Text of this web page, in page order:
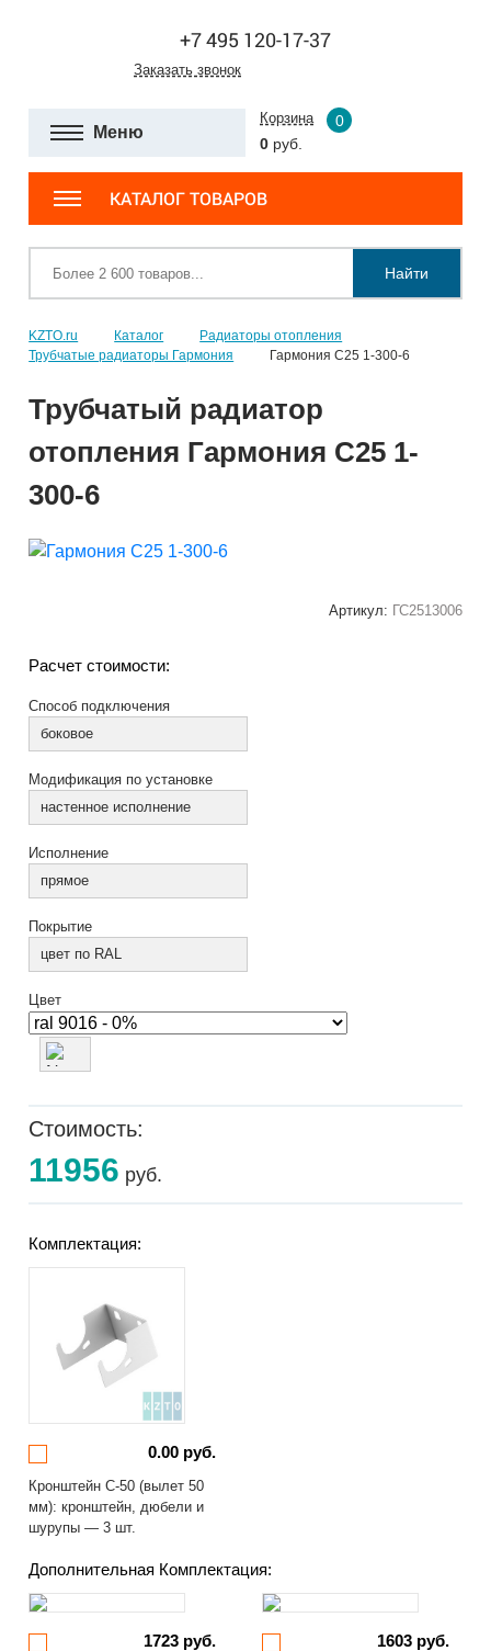
+7 495 120-17-37
Заказать звонок
Меню
Корзина
0
0 руб.
КАТАЛОГ ТОВАРОВ
Найти
KZTO.ru Каталог
Радиаторы отопления
Трубчатые радиаторы Гармония
Гармония С25 1-300-6
Трубчатый радиатор
отопления Гармония С25 1-
300-6
Артикул: ГС2513006
Расчет стоимости:
Способ подключения
боковое
Модификация по установке
настенное исполнение
Исполнение
прямое
Покрытие
цвет по RAL
Цвет
Стоимость:
11956 руб.
Комплектация:
0.00 руб.
Кронштейн С-50 (вылет 50
мм): кронштейн, дюбели и
шурупы — 3 шт.
Дополнительная Комплектация:
1723 руб. 1603 руб.